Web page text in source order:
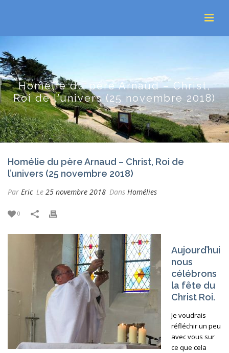
Homélie du père Arnaud – Christ,
Roi de l’univers (25 novembre 2018)
Homélie du père Arnaud – Christ, Roi de
l’univers (25 novembre 2018)
Par Eric Le 25 novembre 2018 Dans Homélies
0
Aujourd’hui
nous
célébrons
la fête du
Christ Roi.
Je voudrais
réfléchir un peu
avec vous sur
ce que cela